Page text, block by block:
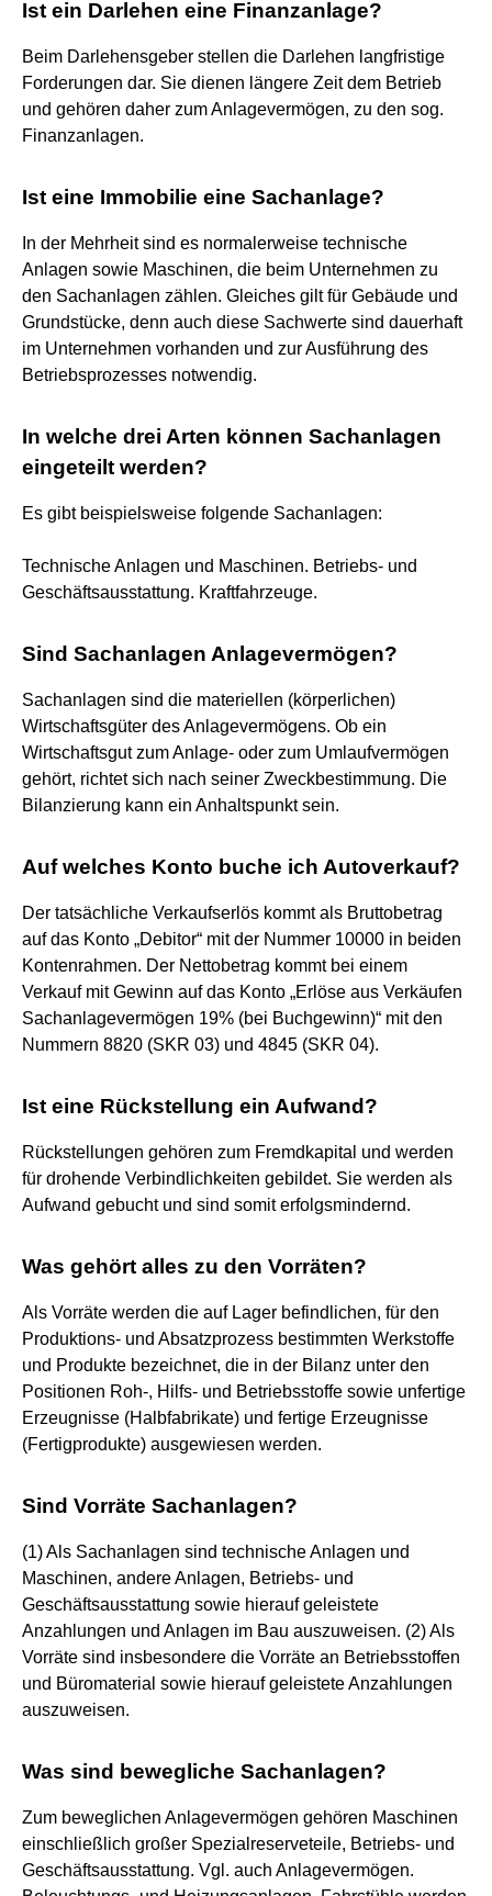
Ist ein Darlehen eine Finanzanlage?
Beim Darlehensgeber stellen die Darlehen langfristige
Forderungen dar. Sie dienen längere Zeit dem Betrieb
und gehören daher zum Anlagevermögen, zu den sog.
Finanzanlagen.
Ist eine Immobilie eine Sachanlage?
In der Mehrheit sind es normalerweise technische
Anlagen sowie Maschinen, die beim Unternehmen zu
den Sachanlagen zählen. Gleiches gilt für Gebäude und
Grundstücke, denn auch diese Sachwerte sind dauerhaft
im Unternehmen vorhanden und zur Ausführung des
Betriebsprozesses notwendig.
In welche drei Arten können Sachanlagen
eingeteilt werden?
Es gibt beispielsweise folgende Sachanlagen:
Technische Anlagen und Maschinen. Betriebs- und
Geschäftsausstattung. Kraftfahrzeuge.
Sind Sachanlagen Anlagevermögen?
Sachanlagen sind die materiellen (körperlichen)
Wirtschaftsgüter des Anlagevermögens. Ob ein
Wirtschaftsgut zum Anlage- oder zum Umlaufvermögen
gehört, richtet sich nach seiner Zweckbestimmung. Die
Bilanzierung kann ein Anhaltspunkt sein.
Auf welches Konto buche ich Autoverkauf?
Der tatsächliche Verkaufserlös kommt als Bruttobetrag
auf das Konto „Debitor“ mit der Nummer 10000 in beiden
Kontenrahmen. Der Nettobetrag kommt bei einem
Verkauf mit Gewinn auf das Konto „Erlöse aus Verkäufen
Sachanlagevermögen 19% (bei Buchgewinn)“ mit den
Nummern 8820 (SKR 03) und 4845 (SKR 04).
Ist eine Rückstellung ein Aufwand?
Rückstellungen gehören zum Fremdkapital und werden
für drohende Verbindlichkeiten gebildet. Sie werden als
Aufwand gebucht und sind somit erfolgsmindernd.
Was gehört alles zu den Vorräten?
Als Vorräte werden die auf Lager befindlichen, für den
Produktions- und Absatzprozess bestimmten Werkstoffe
und Produkte bezeichnet, die in der Bilanz unter den
Positionen Roh-, Hilfs- und Betriebsstoffe sowie unfertige
Erzeugnisse (Halbfabrikate) und fertige Erzeugnisse
(Fertigprodukte) ausgewiesen werden.
Sind Vorräte Sachanlagen?
(1) Als Sachanlagen sind technische Anlagen und
Maschinen, andere Anlagen, Betriebs- und
Geschäftsausstattung sowie hierauf geleistete
Anzahlungen und Anlagen im Bau auszuweisen. (2) Als
Vorräte sind insbesondere die Vorräte an Betriebsstoffen
und Büromaterial sowie hierauf geleistete Anzahlungen
auszuweisen.
Was sind bewegliche Sachanlagen?
Zum beweglichen Anlagevermögen gehören Maschinen
einschließlich großer Spezialreserveteile, Betriebs- und
Geschäftsausstattung. Vgl. auch Anlagevermögen.